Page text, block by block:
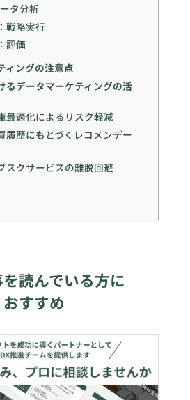
タ分析
戦略実行
評価
ィングの注意点
るデータマーケティングの活
最適化によるリスク軽減
履歴にもとづくレコメンデー
スクサービスの離脱回避
読んでいる方に
おすすめ